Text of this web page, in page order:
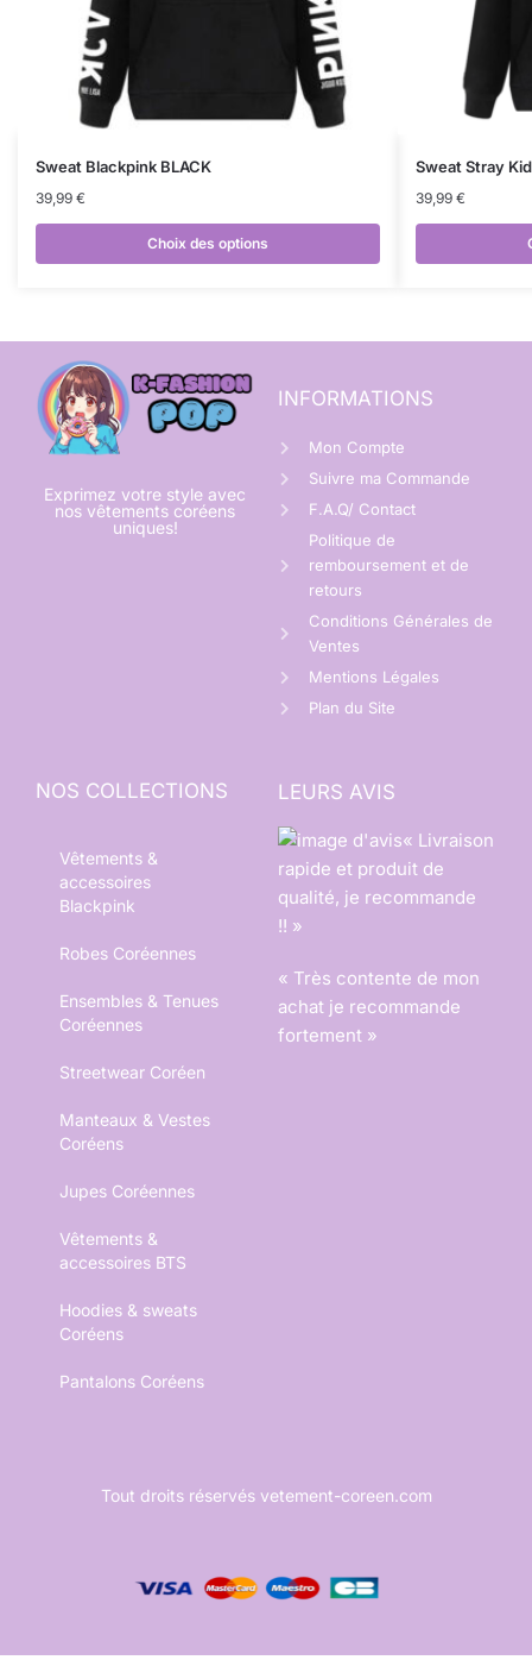
Sweat Blackpink BLACK
39,99 €
Choix des options
Sweat Stray
39,99 €
Exprimez votre style avec
nos vêtements coréens
uniques!
INFORMATIONS
Mon Compte
Suivre ma Commande
F.A.Q/ Contact
Politique de
remboursement et de
retours
Conditions Générales de
Ventes
Mentions Légales
Plan du Site
NOS COLLECTIONS
Vêtements &
accessoires
Blackpink
Robes Coréennes
Ensembles & Tenues
Coréennes
Streetwear Coréen
Manteaux & Vestes
Coréens
Jupes Coréennes
Vêtements &
accessoires BTS
Hoodies & sweats
Coréens
Pantalons Coréens
LEURS AVIS
« Livraison
rapide et produit de
qualité, je recommande
!! »
« Très contente de mon
achat je recommande
fortement »
Tout droits réservés vetement-coreen.com